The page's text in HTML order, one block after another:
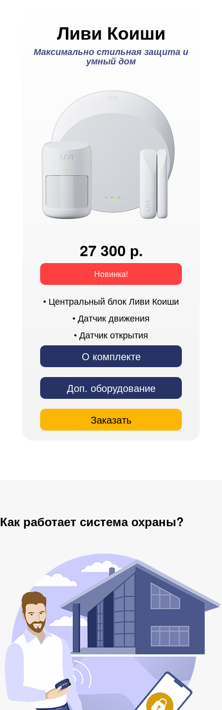
Ливи Коиши
Максимально стильная защита и
умный дом
27 300 р.
Новинка!
• Центральный блок Ливи Коиши
• Датчик движения
• Датчик открытия
О комплекте
Доп. оборудование
Заказать
Как работает система охраны?